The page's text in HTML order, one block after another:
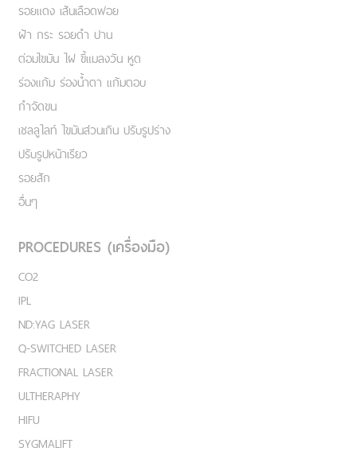
รอยแดง เส้นเลือดฟอย
ฝ้า กระ รอยดำ ปาน
ต่อมไขมัน ไฝ ขี้แมลงวัน หูด
ร่องแก้ม ร่องน้ำตา แก้มตอบ
กำจัดขน
เชลลูไลท์ ไขมันส่วนเกิน ปรับรูปร่าง
ปรับรูปหน้าเรียว
รอยสัก
อื่นๆ
PROCEDURES (เครื่องมือ)
CO2
IPL
ND:YAG LASER
Q-SWITCHED LASER
FRACTIONAL LASER
ULTHERAPHY
HIFU
SYGMALIFT